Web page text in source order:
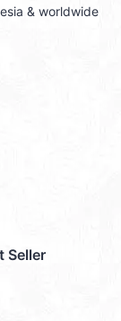
& worldwide
Seller